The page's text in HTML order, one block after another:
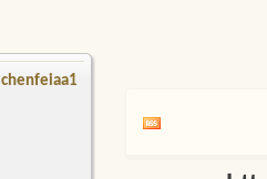
chenfeiaa1